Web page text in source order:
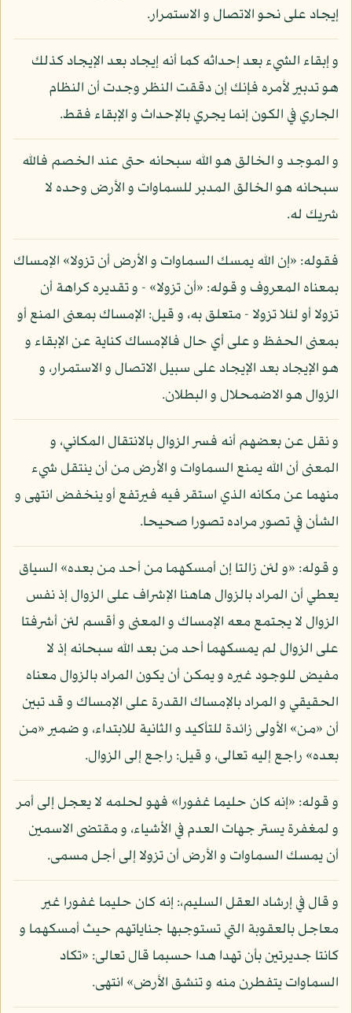
إيجاد على نحو الاتصال و الاستمرار.
و إبقاء الشيء بعد إحداثه كما أنه إيجاد بعد الإيجاد كذلك
هو تدبير لأمره فإنك إن دققت النظر وجدت أن النظام
الجاري في الكون إنما يجري بالإحداث و الإبقاء فقط.
و الموجد و الخالق هو الله سبحانه حتى عند الخصم فالله
سبحانه هو الخالق المدبر للسماوات و الأرض وحده لا
شريك له.
فقوله: «إن الله يمسك السماوات و الأرض أن تزولا» الإمساك
بمعناه المعروف و قوله: «أن تزولا» - و تقديره كراهة أن
تزولا أو لئلا تزولا - متعلق به، و قيل: الإمساك بمعنى المنع أو
بمعنى الحفظ و على أي حال فالإمساك كناية عن الإبقاء و
هو الإيجاد بعد الإيجاد على سبيل الاتصال و الاستمرار، و
الزوال هو الاضمحلال و البطلان.
و نقل عن بعضهم أنه فسر الزوال بالانتقال المكاني، و
المعنى أن الله يمنع السماوات و الأرض من أن ينتقل شيء
منهما عن مكانه الذي استقر فيه فيرتفع أو ينخفض انتهى و
الشأن في تصور مراده تصورا صحيحا.
و قوله: «و لئن زالتا إن أمسكهما من أحد من بعده» السياق
يعطي أن المراد بالزوال هاهنا الإشراف على الزوال إذ نفس
الزوال لا يجتمع معه الإمساك و المعنى و أقسم لئن أشرفتا
على الزوال لم يمسكهما أحد من بعد الله سبحانه إذ لا
مفيض للوجود غيره و يمكن أن يكون المراد بالزوال معناه
الحقيقي و المراد بالإمساك القدرة على الإمساك و قد تبين
أن «من» الأولى زائدة للتأكيد و الثانية للابتداء، و ضمير «من
بعده» راجع إليه تعالى، و قيل: راجع إلى الزوال.
و قوله: «إنه كان حليما غفورا» فهو لحلمه لا يعجل إلى أمر
و لمغفرة يستر جهات العدم في الأشياء، و مقتضى الاسمين
أن يمسك السماوات و الأرض أن تزولا إلى أجل مسمى.
و قال في إرشاد العقل السليم،: إنه كان حليما غفورا غير
معاجل بالعقوبة التي تستوجبها جناياتهم حيث أمسكهما و
كانتا جديرتين بأن تهدا هدا حسبما قال تعالى: «تكاد
السماوات يتفطرن منه و تنشق الأرض» انتهى.